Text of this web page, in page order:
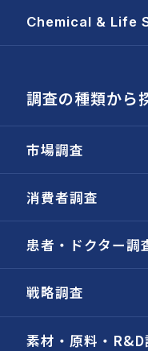
Chemical & Life
調査の種類から
市場調査
消費者調査
患者・ドクター調
戦略調査
素材・原料・R&D